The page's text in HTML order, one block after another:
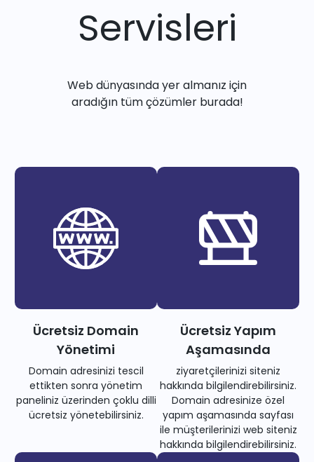
Servisleri
Web dünyasında yer almanız için
aradığın tüm çözümler burada!
Ücretsiz Domain
Yönetimi
Domain adresinizi tescil
ettikten sonra yönetim
paneliniz üzerinden çoklu dilli
ücretsiz yönetebilirsiniz.
Ücretsiz Yapım
Aşamasında
ziyaretçilerinizi siteniz
hakkında bilgilendirebilirsiniz.
Domain adresinize özel
yapım aşamasında sayfası
ile müşterilerinizi web siteniz
hakkında bilgilendirebilirsiniz.